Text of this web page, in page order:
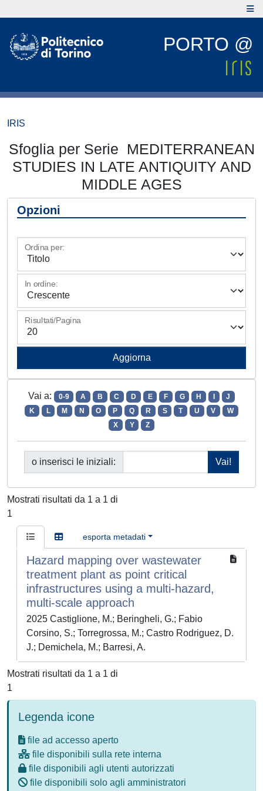
PORTO @
IRIS
Sfoglia per Serie MEDITERRANEAN
STUDIES IN LATE ANTIQUITY AND
MIDDLE AGES
Opzioni
Ordina per:
In ordine:
Risultati/Pagina
Vai a: 0-9 A B C D E F G H
J
K
L M N O P Q R S T U V
W
X
Y Z
o inserisci le iniziali:
Mostrati risultati da 1 a 1 di
1
esporta metadati
Hazard mapping over wastewater
treatment plant as point critical
infrastructures using a multi-hazard,
multi-scale approach
2025 Castiglione, M.; Beringheli, G.; Fabio
Corsino, S.; Torregrossa, M.; Castro Rodriguez, D.
J.; Demichela, M.; Barresi, A.
Mostrati risultati da 1 a 1 di
1
Legenda icone
file ad accesso aperto
file disponibili sulla rete interna
file disponibili agli utenti autorizzati
file disponibili solo agli amministratori